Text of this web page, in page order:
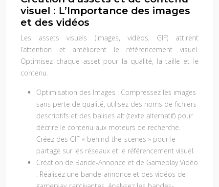
visuel : L’Importance des images
et des vidéos
Les assets visuels (images, vidéos, GIF) attirent
l’attention et améliorent le référencement visuel.
Optimisez chaque asset pour la qualité, la taille et le
contenu.
Optimisation des Images : Compressez les images
sans perte de qualité, utilisez des noms de fichiers
descriptifs et des balises alt (texte alternatif) pour
décrire le contenu aux moteurs de recherche.
Créez des GIF « behind-the-scenes » pour le
partage sur les réseaux et le référencement visuel.
Création de Bande-Annonce et de Gameplay Vidéo
: Réalisez une bande-annonce et des vidéos de